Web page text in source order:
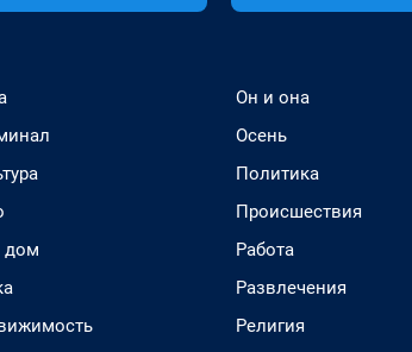
дом
Он и она
Осень
Политика
Происшествия
Работа
Развлечения
Религия